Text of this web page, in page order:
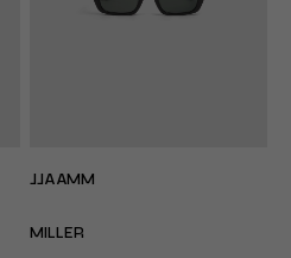
JJAAMM
MILLER